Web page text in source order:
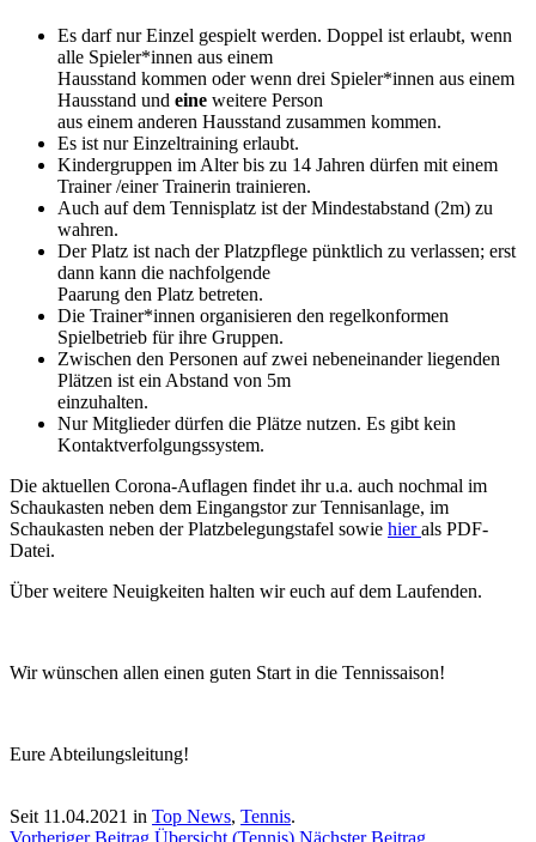
Es darf nur Einzel gespielt werden. Doppel ist erlaubt, wenn
alle Spieler*innen aus einem
Hausstand kommen oder wenn drei Spieler*innen aus einem
Hausstand und eine weitere Person
aus einem anderen Hausstand zusammen kommen.
Es ist nur Einzeltraining erlaubt.
Kindergruppen im Alter bis zu 14 Jahren dürfen mit einem
Trainer /einer Trainerin trainieren.
Auch auf dem Tennisplatz ist der Mindestabstand (2m) zu
wahren.
Der Platz ist nach der Platzpflege pünktlich zu verlassen; erst
dann kann die nachfolgende
Paarung den Platz betreten.
Die Trainer*innen organisieren den regelkonformen
Spielbetrieb für ihre Gruppen.
Zwischen den Personen auf zwei nebeneinander liegenden
Plätzen ist ein Abstand von 5m
einzuhalten.
Nur Mitglieder dürfen die Plätze nutzen. Es gibt kein
Kontaktverfolgungssystem.
Die aktuellen Corona-Auflagen findet ihr u.a. auch nochmal im
Schaukasten neben dem Eingangstor zur Tennisanlage, im
Schaukasten neben der Platzbelegungstafel sowie hierals PDF-
Datei.
Über weitere Neuigkeiten halten wir euch auf dem Laufenden.
Wir wünschen allen einen guten Start in die Tennissaison!
Eure Abteilungsleitung!
Seit 11.04.2021 in Top News, Tennis.
Vorheriger Beitrag Übersicht (Tennis) Nächster Beitrag